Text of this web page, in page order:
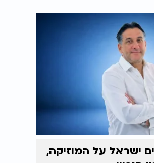
ישראל על המוזיקה,